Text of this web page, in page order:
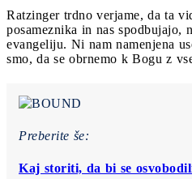
Ratzinger trdno verjame, da ta
posameznika in nas spodbujajo,
evangeliju. Ni nam namenjena
smo, da se obrnemo k Bogu z
Preberite še:
Kaj storiti, da bi se